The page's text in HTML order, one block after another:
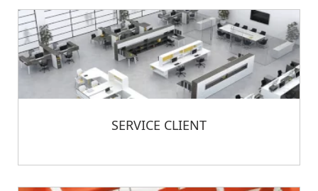
SERVICE CLIENT